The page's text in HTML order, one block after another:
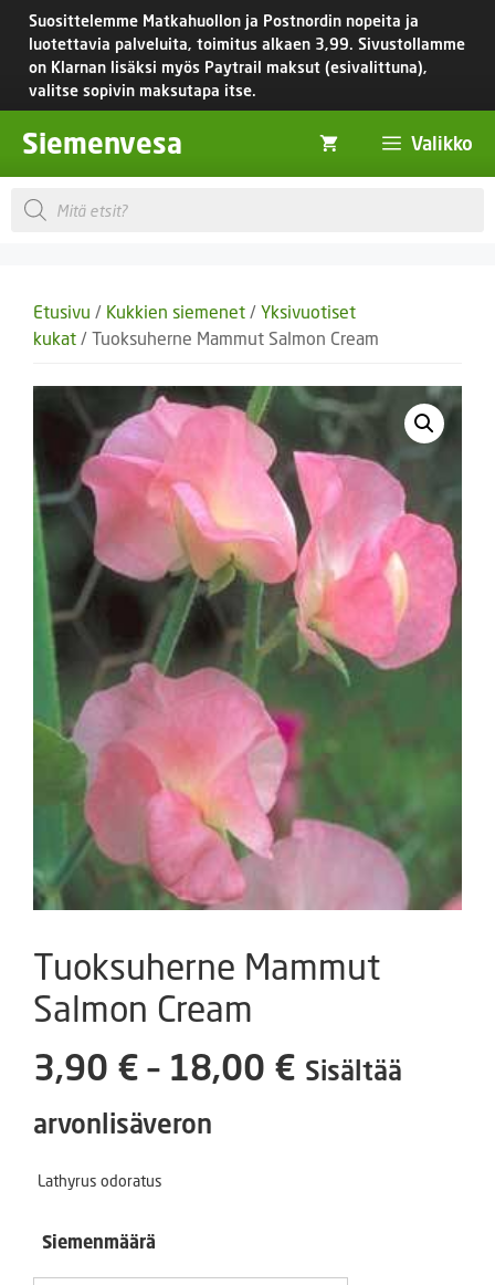
Siirry
sisältöön
Suosittelemme Matkahuollon ja Postnordin nopeita ja
luotettavia palveluita, toimitus alkaen 3,99. Sivustollamme
on Klarnan lisäksi myös Paytrail maksut (esivalittuna),
valitse sopivin maksutapa itse.
Siemenvesa Valikko
Products
search
Etusivu / Kukkien siemenet / Yksivuotiset
kukat / Tuoksuherne Mammut Salmon Cream
Tuoksuherne Mammut
Salmon Cream
3,90 € – 18,00 € Sisältää
arvonlisäveron
Lathyrus odoratus
Siemenmäärä